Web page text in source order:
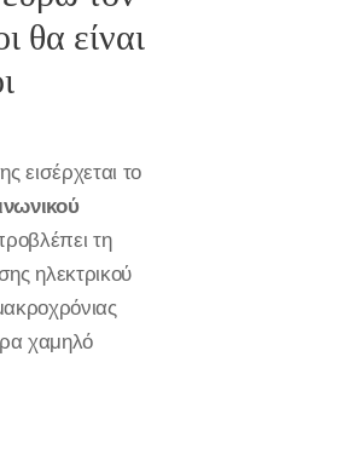
θα είναι
εισέρχεται το
τη
ηλεκτρικού
χαμηλό